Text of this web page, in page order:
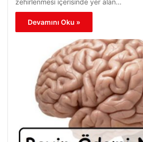
zehirlenmesi içerisinde yer alan…
Devamını Oku »